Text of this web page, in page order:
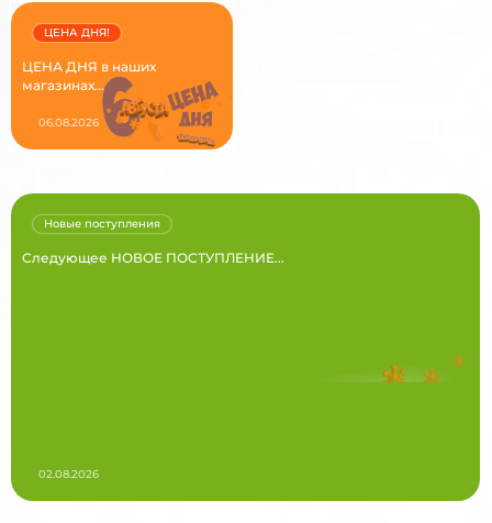
ЦЕНА ДНЯ в наших
магазинах...
ЦЕНА ДНЯ!
06.08.2026
Следующее НОВОЕ ПОСТУПЛЕНИЕ...
Новые поступления
02.08.2026